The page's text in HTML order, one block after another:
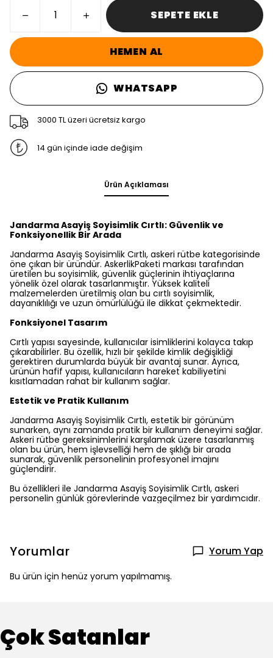
SEPETE EKLE
HEMEN AL
WHATSAPP
3000 TL üzeri ücretsiz kargo
14 gün içinde iade değişim
Ürün Açıklaması
Jandarma Asayiş Soyisimlik Cırtlı: Güvenlik ve
Fonksiyonellik Bir Arada
Jandarma Asayiş Soyisimlik Cırtlı, askeri rütbe kategorisinde
öne çıkan bir üründür. AskerlikPaketi markası tarafından
üretilen bu soyisimlik, güvenlik güçlerinin ihtiyaçlarına
yönelik özel olarak tasarlanmıştır. Yüksek kaliteli
malzemelerden üretilmiş olan bu cırtlı soyisimlik,
dayanıklılığı ve uzun ömürlülüğü ile dikkat çekmektedir.
Fonksiyonel Tasarım
Cırtlı yapısı sayesinde, kullanıcılar isimliklerini kolayca takıp
çıkarabilirler. Bu özellik, hızlı bir şekilde kimlik değişikliği
gerektiren durumlarda büyük bir avantaj sunar. Ayrıca,
ürünün hafif yapısı, kullanıcıların hareket kabiliyetini
kısıtlamadan rahat bir kullanım sağlar.
Estetik ve Pratik Kullanım
Jandarma Asayiş Soyisimlik Cırtlı, estetik bir görünüm
sunarken, aynı zamanda pratik bir kullanım deneyimi sağlar.
Askeri rütbe gereksinimlerini karşılamak üzere tasarlanmış
olan bu ürün, hem işlevselliği hem de şıklığı bir arada
sunarak, güvenlik personelinin profesyonel imajını
güçlendirir.
Bu özellikleri ile Jandarma Asayiş Soyisimlik Cırtlı, askeri
personelin günlük görevlerinde vazgeçilmez bir yardımcıdır.
Yorumlar Yorum Yap
Bu ürün için henüz yorum yapılmamış.
Çok Satanlar